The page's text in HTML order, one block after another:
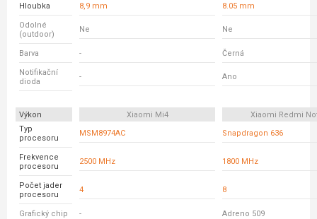
Hloubka 8,9 mm 8.05 mm
Odolné
(outdoor)
Ne Ne
Barva - Černá
Notifikační
dioda
- Ano
Výkon Xiaomi Mi4
Xiaomi Redmi
Typ
procesoru
MSM8974AC Snapdragon 636
Frekvence
procesoru
2500 MHz 1800 MHz
Počet jader
procesoru
4 8
Grafický chip - Adreno 509